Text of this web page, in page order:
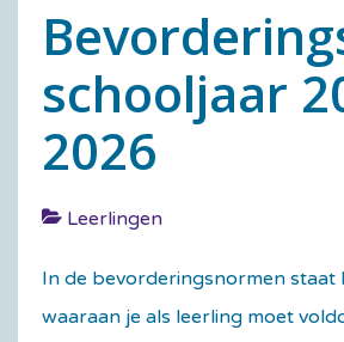
schooljaar
2026
Leerlingen
In de bevorderingsnormen staat
waaraan je als leerling moet